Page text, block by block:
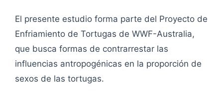
El presente estudio forma parte del Proyecto de
Enfriamiento de Tortugas de WWF-Australia,
que busca formas de contrarrestar las
influencias antropogénicas en la proporción de
sexos de las tortugas.